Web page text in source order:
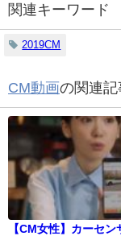
関連キーワード
2019CM
CM動画の関連記
【CM女性】カーセン